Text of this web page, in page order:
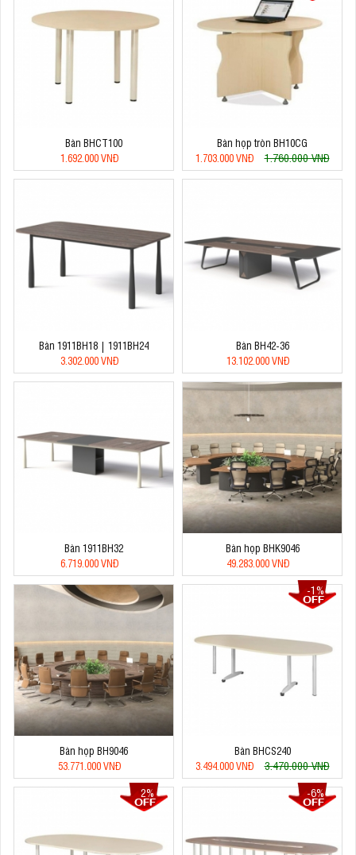
Bàn BHCT100
1.692.000 VNĐ
Bàn họp tròn BH10CG
1.703.000 VNĐ
1.760.000 VNĐ
Bàn 1911BH18 | 1911BH24
3.302.000 VNĐ
Bàn BH42-36
13.102.000 VNĐ
Bàn 1911BH32
6.719.000 VNĐ
Bàn họp BHK9046
49.283.000 VNĐ
Bàn họp BH9046
53.771.000 VNĐ
-1%
Bàn BHCS240
3.494.000 VNĐ
3.470.000 VNĐ
2%
-6%